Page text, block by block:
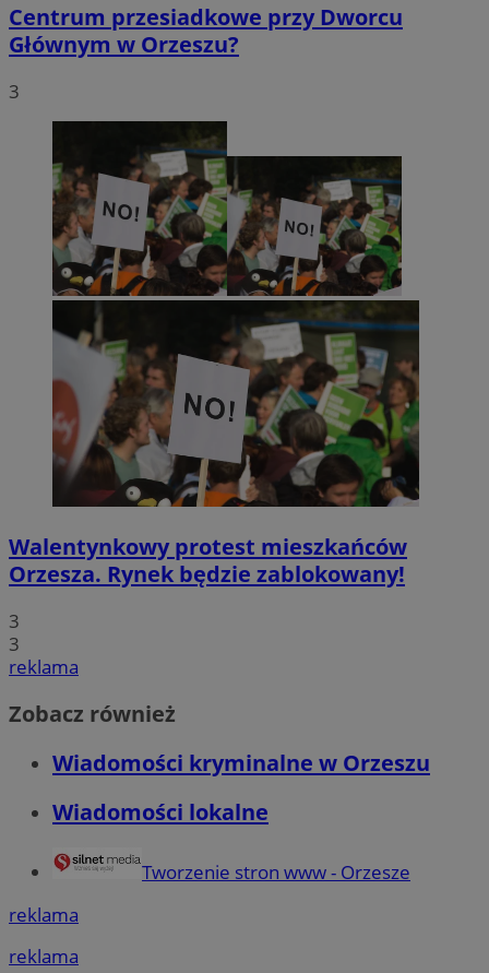
Centrum przesiadkowe przy Dworcu
Głównym w Orzeszu?
3
Walentynkowy protest mieszkańców
Orzesza. Rynek będzie zablokowany!
3
3
reklama
Zobacz również
Wiadomości kryminalne w Orzeszu
Wiadomości lokalne
Tworzenie stron www - Orzesze
reklama
reklama